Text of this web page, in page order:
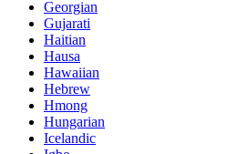
Georgian
Gujarati
Haitian
Hausa
Hawaiian
Hebrew
Hmong
Hungarian
Icelandic